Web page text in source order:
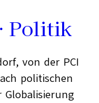
Politik
von der PCI
politischen
Globalisierung